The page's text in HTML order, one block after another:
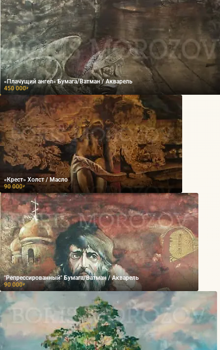
«Плачущий ангел» Бумага/Ватман / Акварель
450 000₽
«Крест» Холст / Масло
90 000₽
"Репрессированный" Бумага/Ватман / Акварель
90 000₽